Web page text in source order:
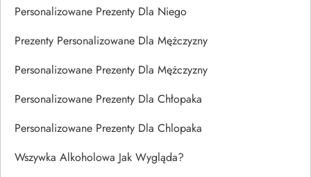
Personalizowane Prezenty Dla Niego
Prezenty Personalizowane Dla Mężczyzny
Personalizowane Prezenty Dla Mężczyzny
Personalizowane Prezenty Dla Chłopaka
Personalizowane Prezenty Dla Chlopaka
Wszywka Alkoholowa Jak Wygląda?